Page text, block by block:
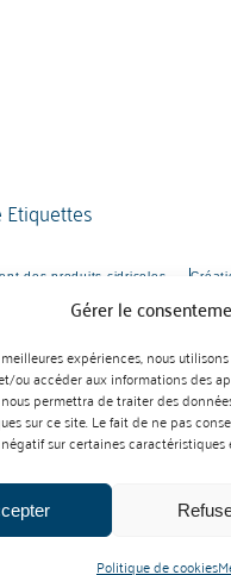
Gérer le
expériences, nous
ou accéder aux informations des
permettra de traiter des
sur ce site. Le fait de ne pas
sur certaines caractéristiques
Politique de cookies
des produits cidricoles